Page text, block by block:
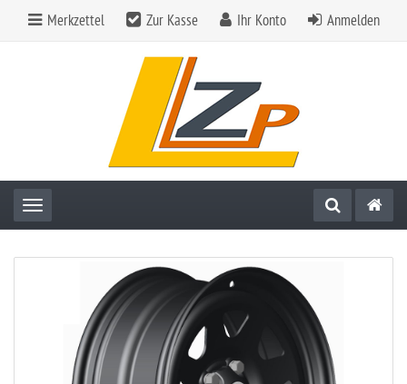
Merkzettel Zur Kasse Ihr Konto Anmelden
Toggle navigation